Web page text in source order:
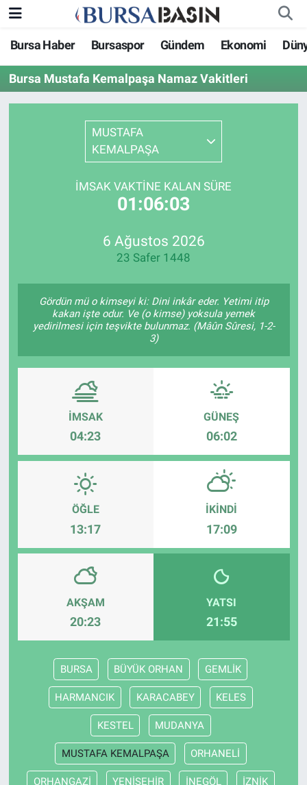
Bursa Haber Bursaspor Gündem Ekonomi
Bursa Mustafa Kemalpaşa Namaz Vakitleri
MUSTAFA
KEMALPAŞA
İMSAK VAKTINE KALAN SÜRE
01:06:03
6 Ağustos 2026
23 Safer 1448
Gördün mü o kimseyi ki: Dini inkâr eder. Yetimi itip
kakan işte odur. Ve (o kimse) yoksula yemek
yedirilmesi için teşvikte bulunmaz. (Mâûn Sûresi, 1-2-
3)
İMSAK
04:23
GÜNEŞ
06:02
ÖĞLE
13:17
İKINDI
17:09
AKŞAM
20:23
YATSI
21:55
BURSA BÜYÜK ORHAN GEMLİK
HARMANCIK KARACABEY KELES
KESTEL MUDANYA
MUSTAFA KEMALPAŞA ORHANELİ
ORHANGAZİ YENİŞEHİR İNEGÖL İZNİK
Bursa Haber
Genel
Bilim, Teknoloji
KÜLTÜR-SANAT
Gündem
Sağlık
Eğitim
Ekonomi
Dünya
Teknoloji
Magazin
Yaşam
Bursa Nöbetçi Eczaneler
Bursa Hava Durumu
Bursa Namaz Vakitleri
Bursa Trafik Yoğunluk Haritası
Süper Lig Puan Durumu ve Fikstür
Son Dakika Haberleri
Haber Arşivi